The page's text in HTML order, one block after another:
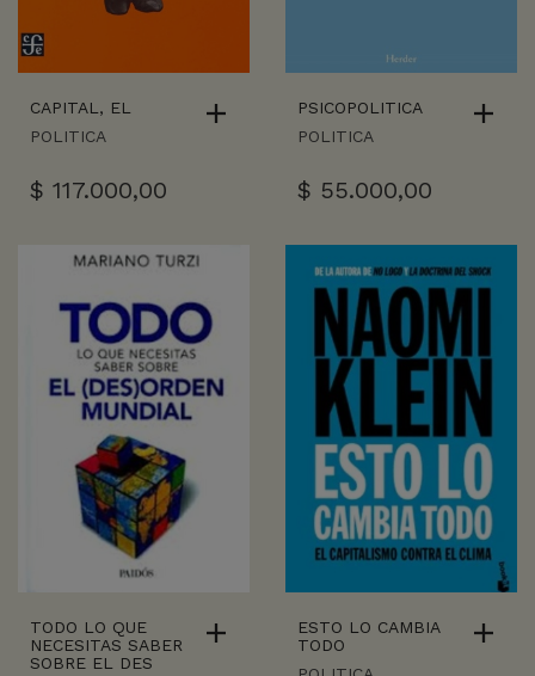
CAPITAL, EL
POLITICA
$ 117.000,00
PSICOPOLITICA
POLITICA
$ 55.000,00
TODO LO QUE
NECESITAS SABER
SOBRE EL DES
ESTO LO CAMBIA
TODO